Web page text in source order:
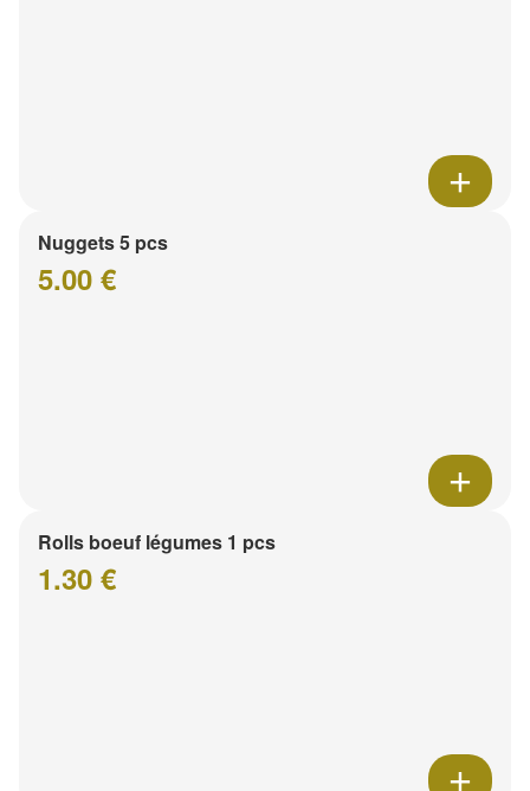
Nuggets 5 pcs
5.00 €
Rolls boeuf légumes 1 pcs
1.30 €